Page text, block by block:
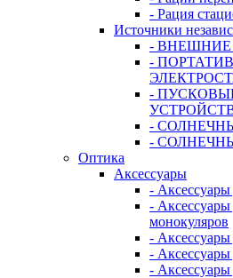
- Рация
Источники
-
-
-
-
-
Оптика
Аксессуары
-
- Аксессуары
монокуляров
-
-
-